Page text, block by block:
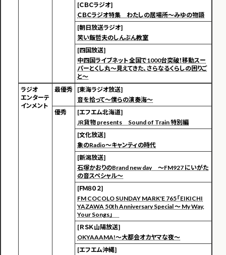
[ＣＢＣラジオ]
ＣＢＣラジオ特集 わたしの居場所～みゆの物語
[朝日放送ラジオ]
笑い飯哲夫のしんぶん教室
[四国放送]
中四国ライブネット 全国で1000台突破！移動スー
パーとくし丸～見えてきた、さらなるくらしの困りご
と～
ラジオ
エンターテ
インメント
最優秀
[東海ラジオ放送]
音を拾って～僕らの演奏海～
優秀
[エフエム北海道]
JR貨物 presents Sound of Train 特別編
[文化放送]
象のRadio～キャンティの時代
[新潟放送]
石塚かおりのBrand new day ～FM927 にいがた
の音スペシャル～
[ＦＭ８０２]
FM COCOLO SUNDAY MARK'E 765「EIKICHI
YAZAWA 50th Anniversary Special ～ My Way,
Your Songs」
[ＲＳＫ山陽放送]
OKYAAAMA!～大都会オカヤマな夜～
[エフエム沖縄]